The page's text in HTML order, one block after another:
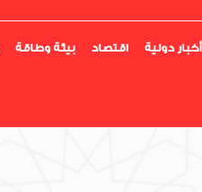
بيئة وطاقة اقتصاد أخبار دولية